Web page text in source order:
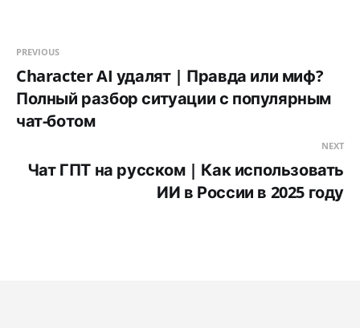
PREVIOUS
Character AI удалят | Правда или миф?
Полный разбор ситуации с популярным
чат-ботом
NEXT
Чат ГПТ на русском | Как использовать
ИИ в России в 2025 году